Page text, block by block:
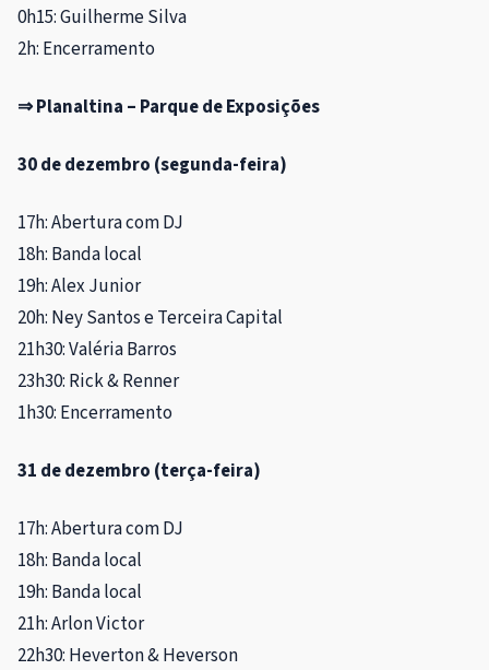
0h15: Guilherme Silva
2h: Encerramento
⇒ Planaltina – Parque de Exposições
30 de dezembro (segunda-feira)
17h: Abertura com DJ
18h: Banda local
19h: Alex Junior
20h: Ney Santos e Terceira Capital
21h30: Valéria Barros
23h30: Rick & Renner
1h30: Encerramento
31 de dezembro (terça-feira)
17h: Abertura com DJ
18h: Banda local
19h: Banda local
21h: Arlon Victor
22h30: Heverton & Heverson